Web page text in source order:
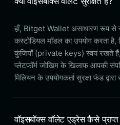
हाँ, Bitget Wallet असाधारण रूप से
कस्टोडियल मॉडल का उपयोग करता
कुंजियाँ (private keys) स्वयं रखते हैं,
प्लेटफॉर्म जोखिम के खिलाफ आपकी
मिलियन के उपयोगकर्ता सुरक्षा फंड द्वारा
वॉइसबॉक्स वॉलेट एड्रेस कैसे